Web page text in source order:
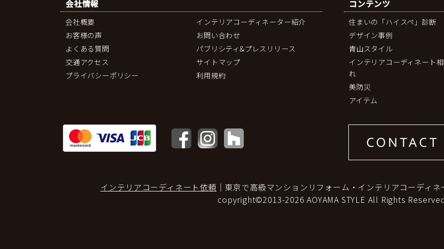
会社情報
会社概要
インテリアコーディネーター紹介
お客様の声
お問い合わせ
よくある質問
パブリシティ&プレスリリース
交通アクセス
サイトマップ
プライバシーポリシー
利用規約
コンテンツ
住まいの「ハイスペ」診断
デザイン事例
青山スタイル
インテリアコーディネート
れ
美防災
アイテム
インテリアコーディネート依頼 ｜東京で高級マンションリフォーム・インテリアコーディネ
copyright©2013-2026 AOYAMA STYLE All Rights